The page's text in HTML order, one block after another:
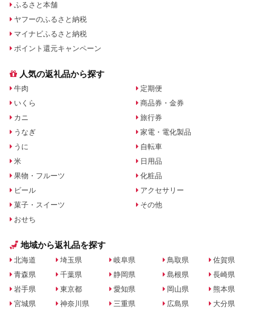
ふるさと本舗
ヤフーのふるさと納税
マイナビふるさと納税
ポイント還元キャンペーン
人気の返礼品から探す
牛肉
いくら
カニ
うなぎ
うに
米
果物・フルーツ
ビール
菓子・スイーツ
おせち
定期便
商品券・金券
旅行券
家電・電化製品
自転車
日用品
化粧品
アクセサリー
その他
地域から返礼品を探す
北海道
青森県
岩手県
宮城県
埼玉県
千葉県
東京都
神奈川県
岐阜県
静岡県
愛知県
三重県
鳥取県
島根県
岡山県
広島県
佐賀県
長崎県
熊本県
大分県